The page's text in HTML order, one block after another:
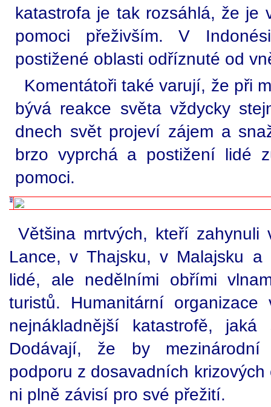
katastrofa je tak rozsáhlá, že je
pomoci přeživším. V
postižené oblasti odříznuté od
Komentátoři také varují, že při
bývá reakce světa vždycky
dnech svět projeví zájem a
brzo vyprchá a postižení lidé
pomoci.
Většina mrtvých, kteří
Lance, v Thajsku, v Malajsku
lidé, ale nedělními obřími
turistů. Humanitární
nejnákladnější katastrofě,
Dodávají, že by
podporu z dosavadních
ni plně závisí pro své přežití.